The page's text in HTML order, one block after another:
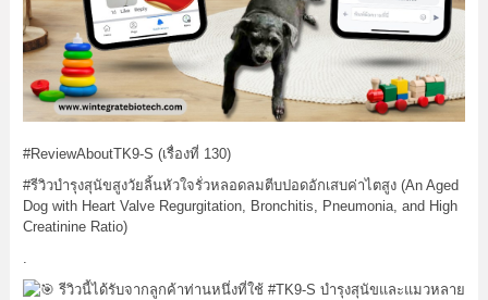
#ReviewAboutTK9-S (เรื่องที่ 130)
#รีวิวบำรุงสุนัขสูงวัยลิ้นหัวใจรั่วหลอดลมตีบปอดอักเสบค่าไตสูง(An Aged
Dog with Heart Valve Regurgitation, Bronchitis, Pneumonia, and High
Creatinine Ratio)
รีวิวนี้ได้รับจากลูกค้าท่านหนึ่งที่ใช้ #TK9-S บำรุงสุนัขและแมวหลาย